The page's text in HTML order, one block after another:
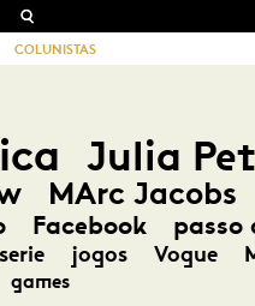
COLUNISTAS
Julia
MArc Jacobs
Facebook passo
serie jogos Vogue
games